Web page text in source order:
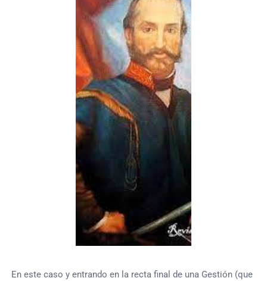
En este caso y entrando en la recta final de una Gestión (que